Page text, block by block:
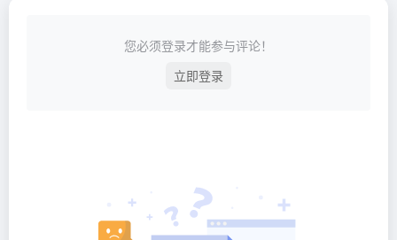
您必须登录才能参与评论！
立即登录